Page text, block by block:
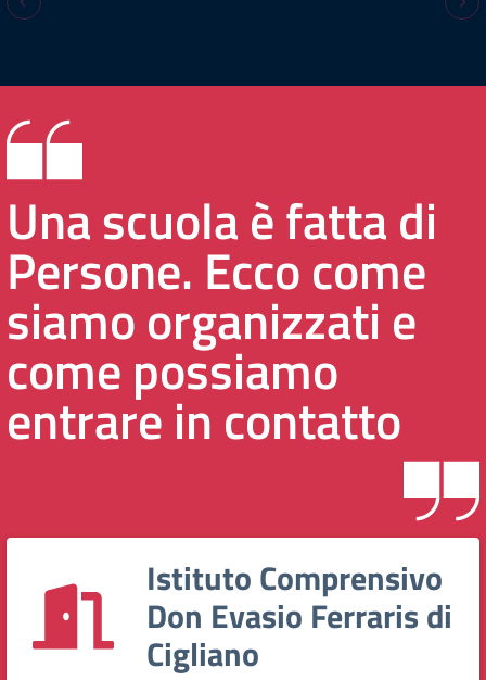
Una scuola è fatta di
Persone. Ecco come
siamo organizzati e
come possiamo
entrare in contatto
Istituto Comprensivo
Don Evasio Ferraris di
Cigliano